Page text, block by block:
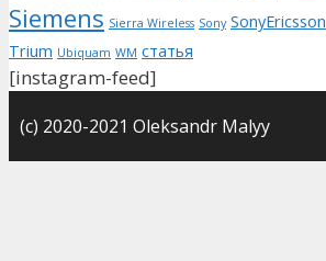
Siemens Sierra Wireless Sony SonyEricsson
Trium Ubiquam WM статья
[instagram-feed]
(с) 2020-2021 Oleksandr Malyy